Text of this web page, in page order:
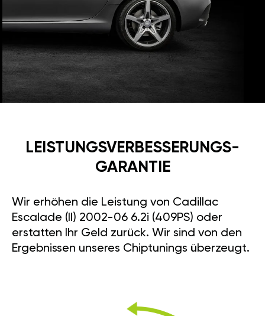
LEISTUNGSVERBESSE­RUNGS­
GARANTIE
Wir erhöhen die Leistung von Cadillac
Escalade (II) 2002-06 6.2i (409PS) oder
erstatten Ihr Geld zurück. Wir sind von den
Ergebnissen unseres Chiptunings überzeugt.